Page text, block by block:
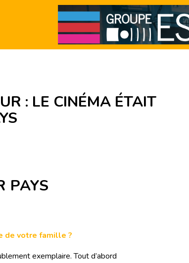
: LE CINÉMA ÉTAIT
PAYS
de votre famille ?
exemplaire. Tout d’abord